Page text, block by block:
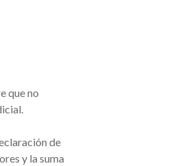
que no
de
y la suma